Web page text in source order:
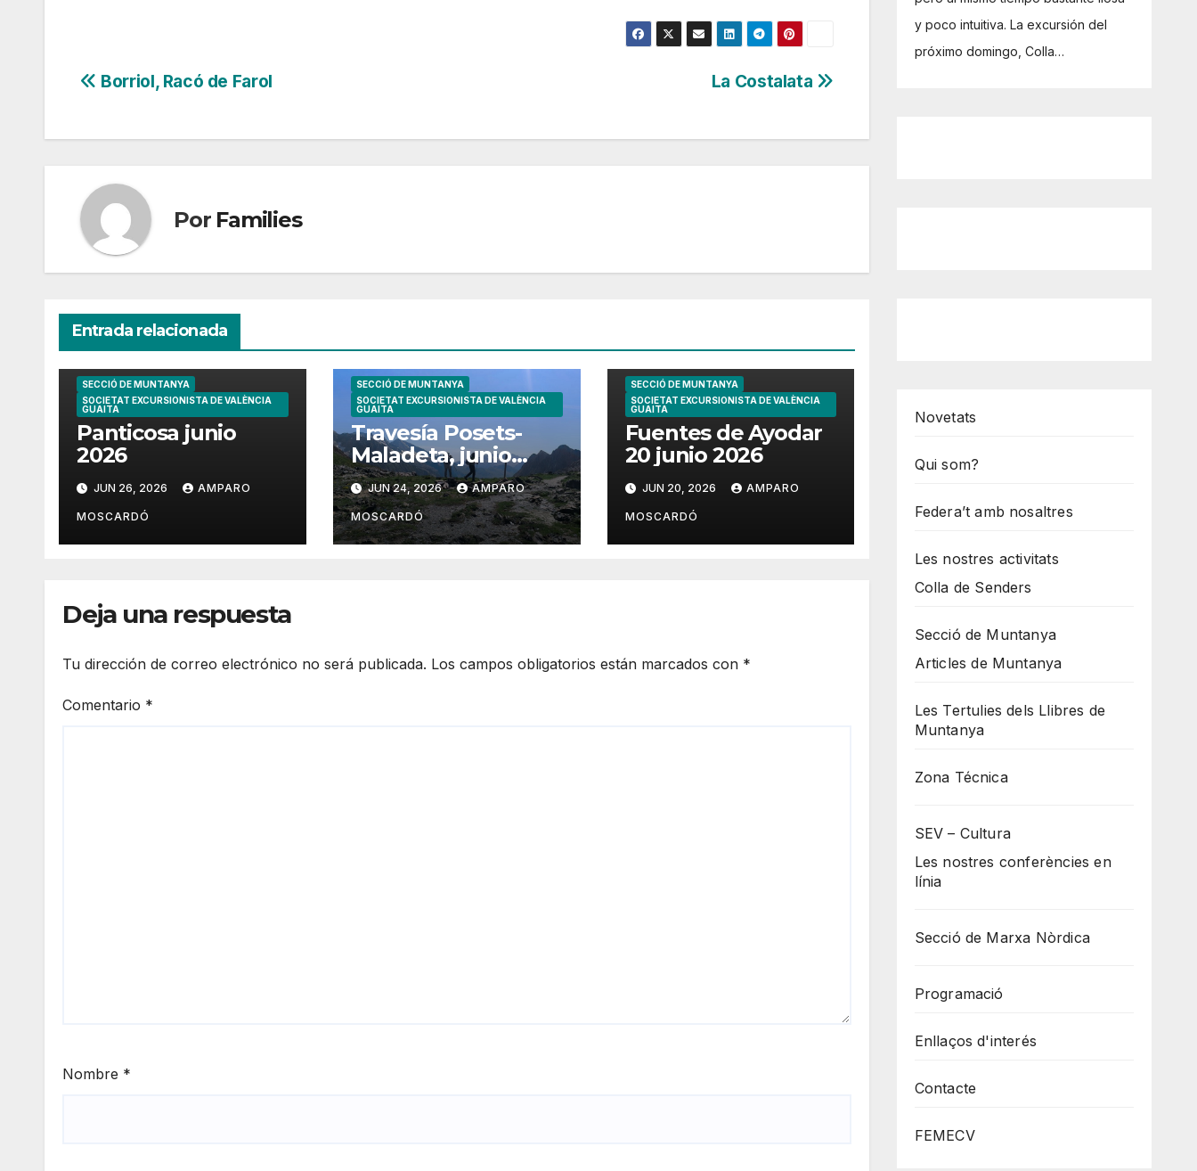
Navegación
La Costalata
Borriol, Racó de Farol
Por Families
Entrada relacionada
SECCIÓ DE MUNTANYA
SOCIETAT EXCURSIONISTA DE VALÈNCIA
GUAITA
Panticosa junio
2026
JUN 26, 2026 AMPARO
MOSCARDÓ
SECCIÓ DE MUNTANYA
SOCIETAT EXCURSIONISTA DE VALÈNCIA
GUAITA
Travesía Posets-
Maladeta, junio
2026
JUN 24, 2026 AMPARO
MOSCARDÓ
SECCIÓ DE MUNTANYA
SOCIETAT EXCURSIONISTA DE VALÈNCIA
GUAITA
Fuentes de Ayodar
20 junio 2026
JUN 20, 2026 AMPARO
MOSCARDÓ
Deja una respuesta
Tu dirección de correo electrónico no será publicada. Los campos obligatorios están marcados con *
Comentario *
Nombre *
y poco intuitiva. La excursión del
próximo domingo, Colla…
Novetats
Qui som?
Federa’t amb nosaltres
Les nostres activitats
Colla de Senders
Secció de Muntanya
Articles de Muntanya
Les Tertulies dels Llibres de
Muntanya
Zona Técnica
SEV – Cultura
Les nostres conferències en
línia
Secció de Marxa Nòrdica
Programació
Enllaços d'interés
Contacte
FEMECV